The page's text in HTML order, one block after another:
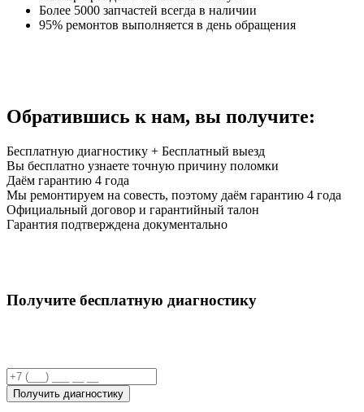
Более 5000 запчастей всегда в наличии
95% ремонтов выполняется в день обращения
Обратившись к нам, вы получите:
Бесплатную диагностику + Бесплатный выезд
Вы бесплатно узнаете точную причину поломки
Даём гарантию 4 года
Мы ремонтируем на совесть, поэтому даём гарантию 4 года
Официальный договор и гарантийный талон
Гарантия подтверждена документально
Получите бесплатную диагностику
Получить диагностику